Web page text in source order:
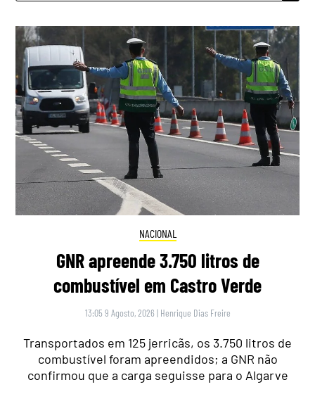
NACIONAL
GNR apreende 3.750 litros de
combustível em Castro Verde
13:05 9 Agosto, 2026 | Henrique Dias Freire
Transportados em 125 jerricãs, os 3.750 litros de
combustível foram apreendidos; a GNR não
confirmou que a carga seguisse para o Algarve